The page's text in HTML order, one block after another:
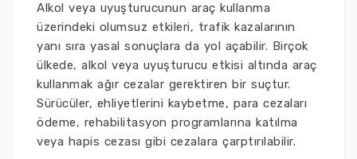
Alkol veya uyuşturucunun araç kullanma
üzerindeki olumsuz etkileri, trafik kazalarının
yanı sıra yasal sonuçlara da yol açabilir. Birçok
ülkede, alkol veya uyuşturucu etkisi altında araç
kullanmak ağır cezalar gerektiren bir suçtur.
Sürücüler, ehliyetlerini kaybetme, para cezaları
ödeme, rehabilitasyon programlarına katılma
veya hapis cezası gibi cezalara çarptırılabilir.